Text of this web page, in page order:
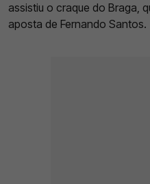
assistiu o craque do Braga,
aposta de Fernando Santos.